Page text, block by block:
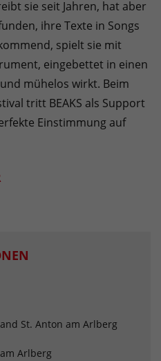
sie seit Jahren, hat aber
ihre Texte in Songs
spielt sie mit
eingebettet in einen
mühelos wirkt. Beim
tritt BEAKS als Support
Einstimmung auf
St. Anton am Arlberg
Arlberg